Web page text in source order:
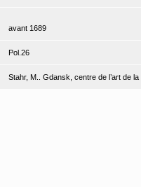
avant 1689
Pol.26
Stahr, M.. Gdansk, centre de l’art de